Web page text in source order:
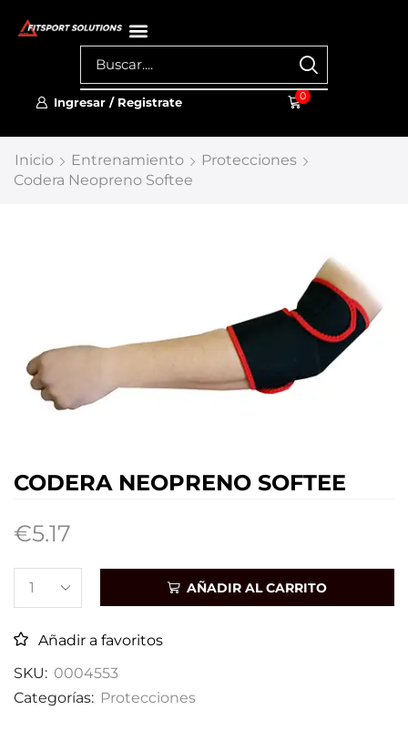
Ingresar / Registrate 0
Inicio Entrenamiento
Protecciones
Codera Neopreno Softee
CODERA NEOPRENO SOFTEE
€5.17
AÑADIR AL CARRITO
Añadir a favoritos
SKU: 0004553
Categorías: Protecciones